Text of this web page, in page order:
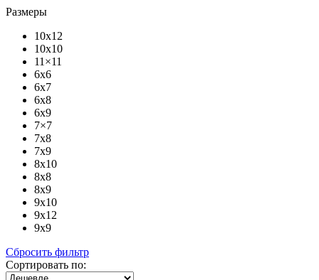
Размеры
10x12
10x10
11×11
6x6
6x7
6x8
6x9
7×7
7x8
7x9
8x10
8x8
8x9
9x10
9x12
9x9
Сбросить фильтр
Сортировать по: